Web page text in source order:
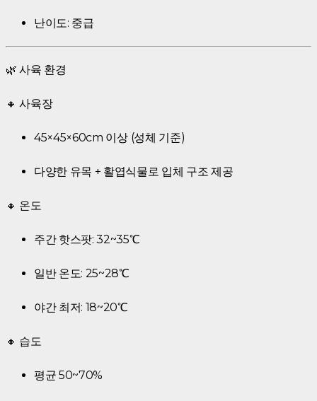
난이도: 중급
🌿 사육 환경
🔸 사육장
45×45×60cm 이상 (성체 기준)
다양한 유목 + 활엽식물로 입체 구조 제공
🔸 온도
주간 핫스팟: 32~35℃
일반 온도: 25~28℃
야간 최저: 18~20℃
🔸 습도
평균 50~70%